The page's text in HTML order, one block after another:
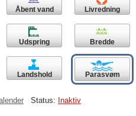
Åbent vand Livredning
Udspring Bredde
Landshold Parasvøm
Status: Inaktiv